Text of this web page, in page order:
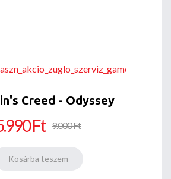
Creed - Odyssey
Ft 9.000 Ft